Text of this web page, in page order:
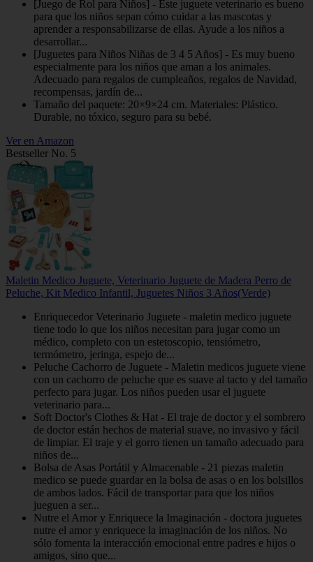
[Juego de Rol para Niños] - Este juguete veterinario es bueno
para que los niños sepan cómo cuidar a las mascotas y
aprender a responsabilizarse de ellas. Ayude a los niños a
desarrollar...
[Juguetes para Niños Niñas de 3 4 5 Años] - Es muy bueno
especialmente para los niños que aman a los animales.
Adecuado para regalos de cumpleaños, regalos de Navidad,
recompensas, jardín de...
Tamaño del paquete: 20×9×24 cm. Materiales: Plástico.
Durable, no tóxico, seguro para su bebé.
Ver en Amazon
Bestseller No. 5
Maletin Medico Juguete, Veterinario Juguete de Madera Perro de
Peluche, Kit Medico Infantil, Juguetes Niños 3 Años(Verde)
Enriquecedor Veterinario Juguete - maletin medico juguete
tiene todo lo que los niños necesitan para jugar como un
médico, completo con un estetoscopio, tensiómetro,
termómetro, jeringa, espejo de...
Peluche Cachorro de Juguete - Maletin medicos juguete viene
con un cachorro de peluche que es suave al tacto y del tamaño
perfecto para jugar. Los niños pueden usar el juguete
veterinario para...
Soft Doctor's Clothes & Hat - El traje de doctor y el sombrero
de doctor están hechos de material suave, no invasivo y fácil
de limpiar. El traje y el gorro tienen un tamaño adecuado para
niños de...
Bolsa de Asas Portátil y Almacenable - 21 piezas maletin
medico se puede guardar en la bolsa de asas o en los bolsillos
de ambos lados. Fácil de transportar para que los niños
jueguen a ser...
Nutre el Amor y Enriquece la Imaginación - doctora juguetes
nutre el amor y enriquece la imaginación de los niños. No
sólo fomenta la interacción emocional entre padres e hijos o
amigos, sino que...